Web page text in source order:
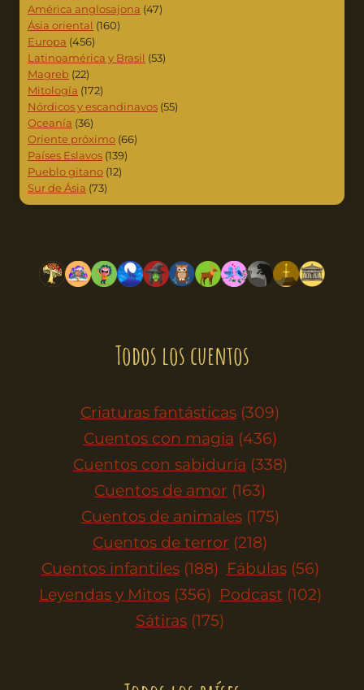
América anglosajona (47)
Ásia oriental (160)
Europa (456)
Latinoamérica y Brasil (53)
Magreb (22)
Mitología (172)
Nórdicos y escandinavos (55)
Oceanía (36)
Oriente próximo (66)
Países Eslavos (139)
Pueblo gitano (12)
Sur de Ásia (73)
Todos los cuentos
Criaturas fantásticas (309)
Cuentos con magia (436)
Cuentos con sabiduría (338)
Cuentos de amor (163)
Cuentos de animales (175)
Cuentos de terror (218)
Cuentos infantiles (188) Fábulas (56)
Leyendas y Mitos (356) Podcast (102)
Sátiras (175)